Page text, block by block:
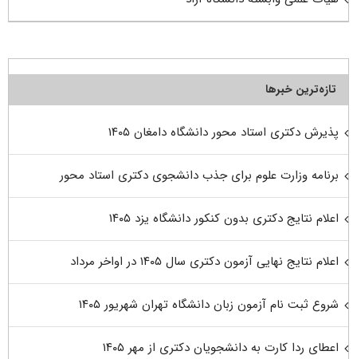
تازه‌ترین خبرها
پذیرش دکتری استاد محور دانشگاه دامغان ۱۴۰۵
برنامه وزارت علوم برای جذب دانشجوی دکتری استاد محور
اعلام نتایج دکتری بدون کنکور دانشگاه یزد ۱۴۰۵
اعلام نتایج نهایی آزمون دکتری سال ۱۴۰۵ در اواخر مرداد
شروع ثبت نام آزمون زبان دانشگاه تهران شهریور ۱۴۰۵
اعطای ردا کارت به دانشجویان دکتری از مهر ۱۴۰۵